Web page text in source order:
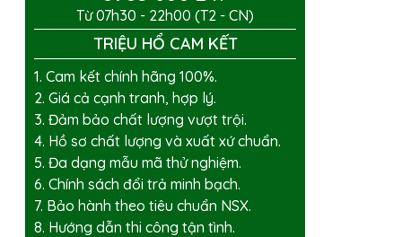
Từ 07h30 - 22h00 (T2 - CN)
TRIỆU HỔ CAM KẾT
1. Cam kết chính hãng 100%.
2. Giá cả cạnh tranh, hợp lý.
3. Đảm bảo chất lượng vượt trội.
4. Hồ sơ chất lượng và xuất xứ chuẩn.
5. Đa dạng mẫu mã thử nghiệm.
6. Chính sách đổi trả minh bạch.
7. Bảo hành theo tiêu chuẩn NSX.
8. Hướng dẫn thi công tận tình.